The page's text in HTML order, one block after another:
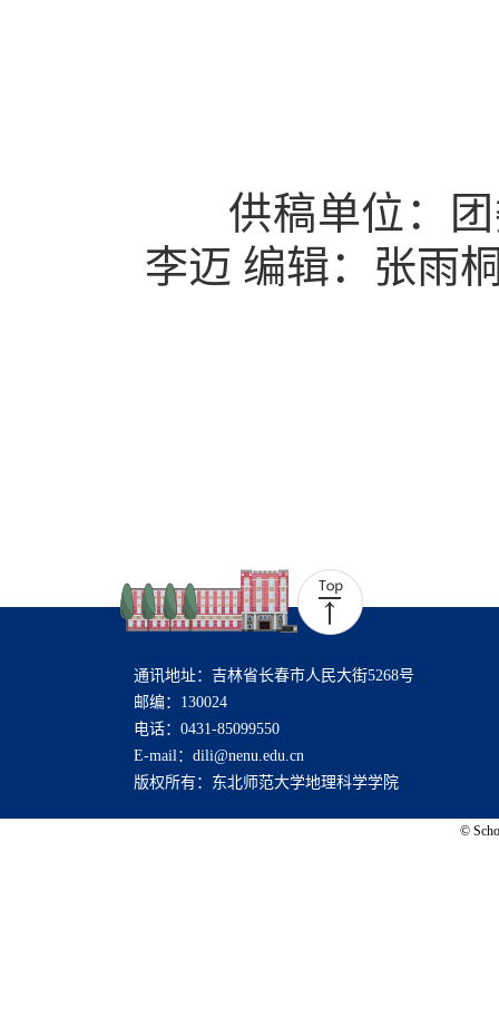
供稿单位：团
李迈 编辑：张雨
通讯地址：吉林省长春市人民大街5268号
邮编：130024
电话：0431-85099550
E-mail：dili@nenu.edu.cn
版权所有：东北师范大学地理科学学院
©